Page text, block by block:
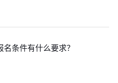
条件有什么要求？